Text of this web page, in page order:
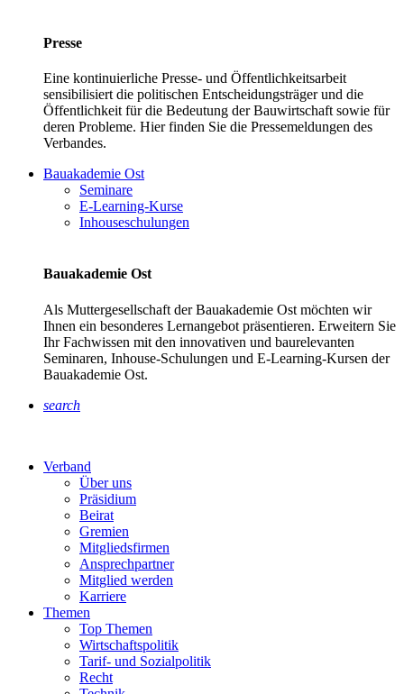
Presse
Eine kontinuierliche Presse- und Öffentlichkeitsarbeit
sensibilisiert die politischen Entscheidungsträger und die
Öffentlichkeit für die Bedeutung der Bauwirtschaft sowie für
deren Probleme. Hier finden Sie die Pressemeldungen des
Verbandes.
Bauakademie Ost
Seminare
E-Learning-Kurse
Inhouseschulungen
Bauakademie Ost
Als Muttergesellschaft der Bauakademie Ost möchten wir
Ihnen ein besonderes Lernangebot präsentieren. Erweitern Sie
Ihr Fachwissen mit den innovativen und baurelevanten
Seminaren, Inhouse-Schulungen und E-Learning-Kursen der
Bauakademie Ost.
search
Verband
Über uns
Präsidium
Beirat
Gremien
Mitgliedsfirmen
Ansprechpartner
Mitglied werden
Karriere
Themen
Top Themen
Wirtschaftspolitik
Tarif- und Sozialpolitik
Recht